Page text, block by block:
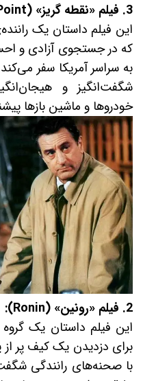
3. فیلم «نقطه گریز» (Vanishing Point):
این فیلم داستان یک
که در جستجوی آزادی و
به سراسر آمریکا سفر
شگفت‌انگیز و
خودروها و ماشین بازها
2. فیلم «رونین» (Ronin):
این فیلم داستان یک
برای دزدیدن یک کیف پر از
با صحنه‌های رانندگی